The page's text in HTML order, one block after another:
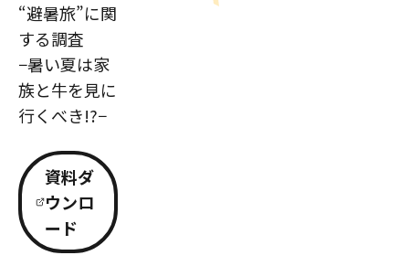
“避暑旅”に関
する調査
−暑い夏は家
族と牛を見に
行くべき!?−
資料ダ
ウンロ
ード